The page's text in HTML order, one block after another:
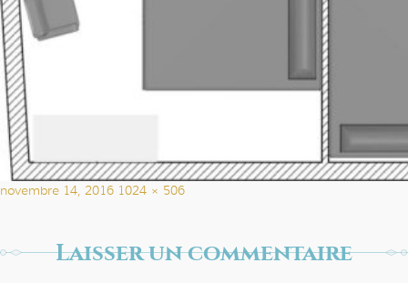
Publié
novembre 14, 2016 Taille
1024 × 506
Laisser un commentaire